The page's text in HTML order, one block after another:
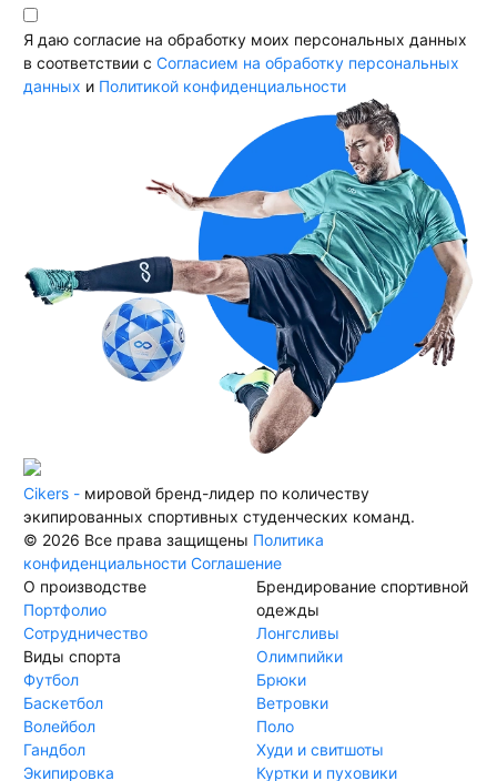
Я даю согласие на обработку моих персональных данных
в соответствии с Согласием на обработку персональных
данных и Политикой конфиденциальности
Cikers - мировой бренд-лидер по количеству
экипированных спортивных студенческих команд.
© 2026 Все права защищены Политика
конфиденциальности Соглашение
О производстве
Портфолио
Сотрудничество
Виды спорта
Футбол
Баскетбол
Волейбол
Гандбол
Экипировка
Брендирование спортивной
одежды
Лонгсливы
Олимпийки
Брюки
Ветровки
Поло
Худи и свитшоты
Куртки и пуховики